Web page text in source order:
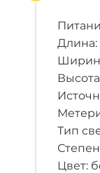
Длина:
Тип
Цвет: